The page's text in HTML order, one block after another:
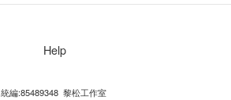
Help
統編:85489348 黎松工作室